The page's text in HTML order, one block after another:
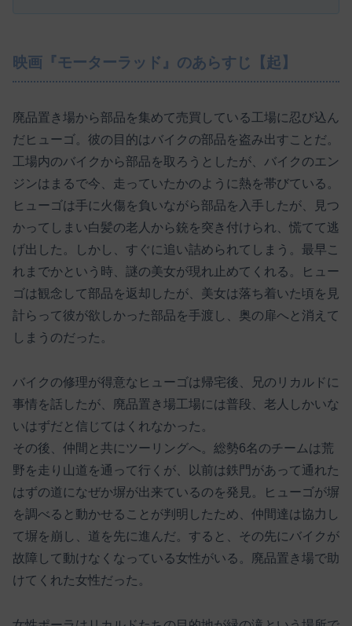
映画『モーターラッド』のあらすじ【起】
廃品置き場から部品を集めて売買している工場に忍び込ん
だヒューゴ。彼の目的はバイクの部品を盗み出すことだ。
工場内のバイクから部品を取ろうとしたが、バイクのエン
ジンはまるで今、走っていたかのように熱を帯びている。
ヒューゴは手に火傷を負いながら部品を入手したが、見つ
かってしまい白髪の老人から銃を突き付けられ、慌てて逃
げ出した。しかし、すぐに追い詰められてしまう。最早こ
れまでかという時、謎の美女が現れ止めてくれる。ヒュー
ゴは観念して部品を返却したが、美女は落ち着いた頃を見
計らって彼が欲しかった部品を手渡し、奥の扉へと消えて
しまうのだった。
バイクの修理が得意なヒューゴは帰宅後、兄のリカルドに
事情を話したが、廃品置き場工場には普段、老人しかいな
いはずだと信じてはくれなかった。
その後、仲間と共にツーリングへ。総勢6名のチームは荒
野を走り山道を通って行くが、以前は鉄門があって通れた
はずの道になぜか塀が出来ているのを発見。ヒューゴが塀
を調べると動かせることが判明したため、仲間達は協力し
て塀を崩し、道を先に進んだ。すると、その先にバイクが
故障して動けなくなっている女性がいる。廃品置き場で助
けてくれた女性だった。